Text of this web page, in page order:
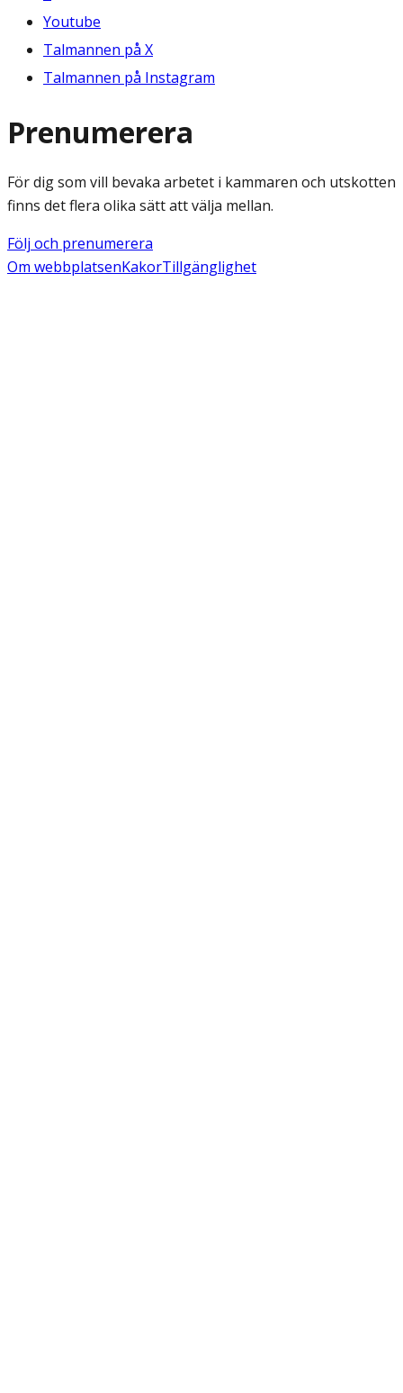
Youtube
Talmannen på X
Talmannen på Instagram
Prenumerera
För dig som vill bevaka arbetet i kammaren och utskotten
finns det flera olika sätt att välja mellan.
Följ och prenumerera
Om webbplatsenKakorTillgänglighet